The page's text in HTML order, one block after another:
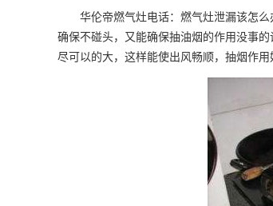
华伦帝燃气灶电话：燃气灶泄漏该怎么
确保不碰头，又能确保抽油烟的作用没事
尽可以的大，这样能使出风畅顺，抽烟作